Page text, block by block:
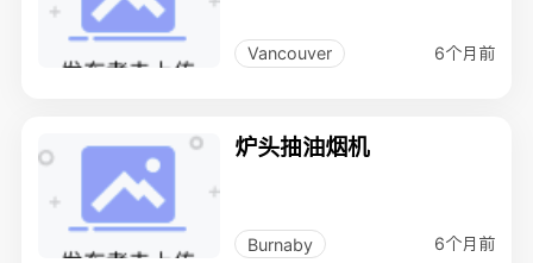
Vancouver 6个月前
炉头抽油烟机
Burnaby 6个月前